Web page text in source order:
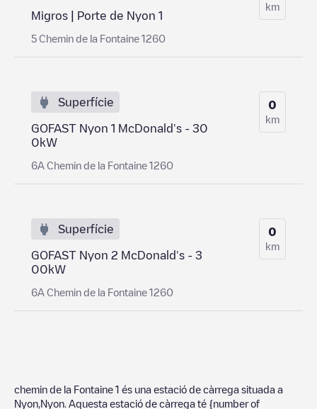
Migros | Porte de Nyon 1
5 Chemin de la Fontaine 1260
km
Superfície
GOFAST Nyon 1 McDonald's - 30
0kW
6A Chemin de la Fontaine 1260
0
km
Superfície
GOFAST Nyon 2 McDonald's - 3
00kW
6A Chemin de la Fontaine 1260
0
km
chemin de la Fontaine 1 és una estació de càrrega situada a
Nyon Nyon . Aquesta estació de càrrega té {number of